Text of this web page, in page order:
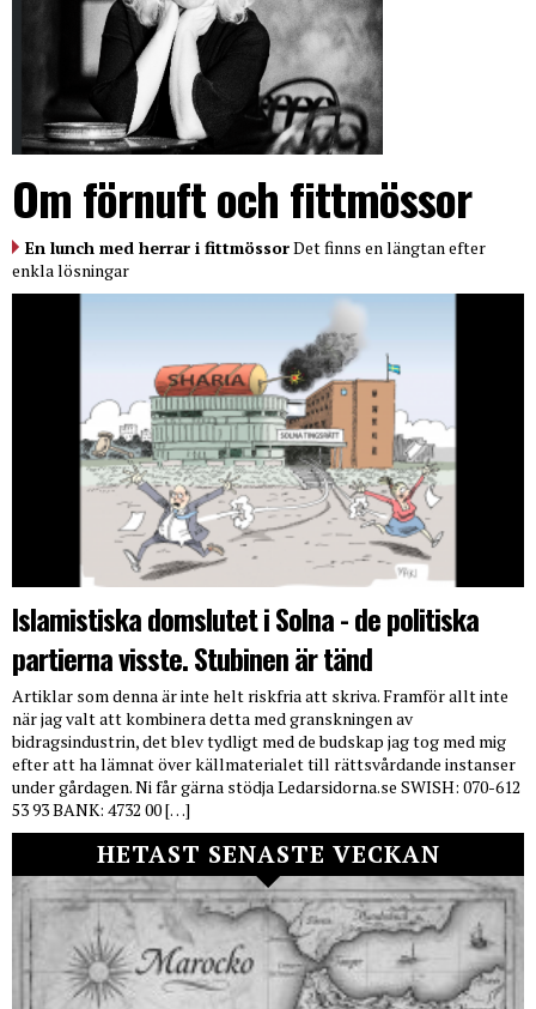
Om förnuft och fittmössor
En lunch med herrar i fittmössorDet finns en längtan efter
enkla lösningar
Islamistiska domslutet i Solna - de politiska
partierna visste. Stubinen är tänd
Artiklar som denna är inte helt riskfria att skriva. Framför allt inte
när jag valt att kombinera detta med granskningen av
bidragsindustrin, det blev tydligt med de budskap jag tog med mig
efter att ha lämnat över källmaterialet till rättsvårdande instanser
under gårdagen. Ni får gärna stödja Ledarsidorna.se SWISH: 070-612
53 93 BANK: 4732 00 […]
HETAST SENASTE VECKAN